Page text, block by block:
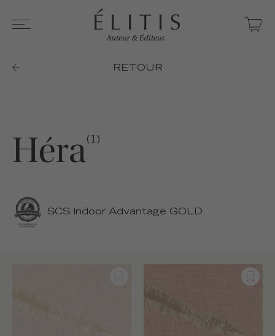
RETOUR
Héra(1)
SCS Indoor Advantage GOLD